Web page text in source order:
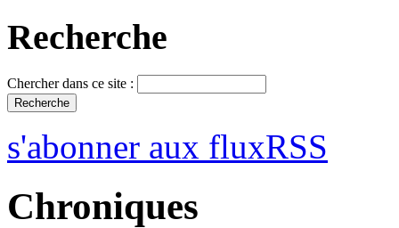
Recherche
Chercher dans ce site :
s'abonner aux fluxRSS
Chroniques